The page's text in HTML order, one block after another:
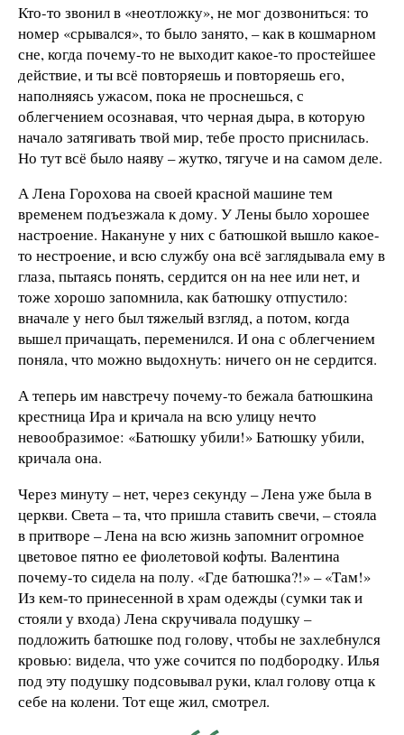
Кто-то звонил в «неотложку», не мог дозвониться: то
номер «срывался», то было занято, – как в кошмарном
сне, когда почему-то не выходит какое-то простейшее
действие, и ты всё повторяешь и повторяешь его,
наполняясь ужасом, пока не проснешься, с
облегчением осознавая, что черная дыра, в которую
начало затягивать твой мир, тебе просто приснилась.
Но тут всё было наяву – жутко, тягуче и на самом деле.
А Лена Горохова на своей красной машине тем
временем подъезжала к дому. У Лены было хорошее
настроение. Накануне у них с батюшкой вышло какое-
то нестроение, и всю службу она всё заглядывала ему в
глаза, пытаясь понять, сердится он на нее или нет, и
тоже хорошо запомнила, как батюшку отпустило:
вначале у него был тяжелый взгляд, а потом, когда
вышел причащать, переменился. И она с облегчением
поняла, что можно выдохнуть: ничего он не сердится.
А теперь им навстречу почему-то бежала батюшкина
крестница Ира и кричала на всю улицу нечто
невообразимое: «Батюшку убили!» Батюшку убили,
кричала она.
Через минуту – нет, через секунду – Лена уже была в
церкви. Света – та, что пришла ставить свечи, – стояла
в притворе – Лена на всю жизнь запомнит огромное
цветовое пятно ее фиолетовой кофты. Валентина
почему-то сидела на полу. «Где батюшка?!» – «Там!»
Из кем-то принесенной в храм одежды (сумки так и
стояли у входа) Лена скручивала подушку –
подложить батюшке под голову, чтобы не захлебнулся
кровью: видела, что уже сочится по подбородку. Илья
под эту подушку подсовывал руки, клал голову отца к
себе на колени. Тот еще жил, смотрел.